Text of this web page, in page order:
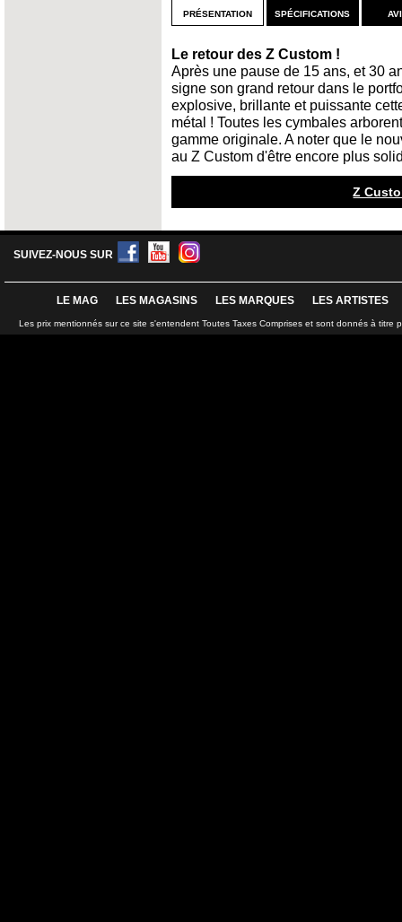
présentation
Le retour des Z Custom !
Après une pause de 15 ans, et 30
signe son grand retour dans le
explosive, brillante et puissante
métal ! Toutes les cymbales
gamme originale. A noter que le
au Z Custom d'être encore plus
spécifications
Z
SUIVEZ-NOUS SUR
LE MAG LES MAGASINS LES MARQUES LES ARTISTES
Les prix mentionnés sur ce site s'entendent Toutes Taxes Comprises et sont donnés à